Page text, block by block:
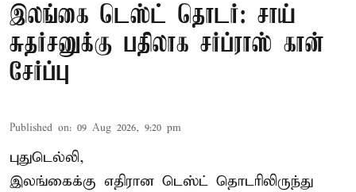
இலங்கை டெஸ்ட் தொடர்: சாய்
சுதர்சனுக்கு பதிலாக சர்ப்ராஸ் கான்
சேர்ப்பு
Published on: 09 Aug 2026, 9:20 pm
புதுடெல்லி,
இலங்கைக்கு எதிரான டெஸ்ட் தொடரிலிருந்து